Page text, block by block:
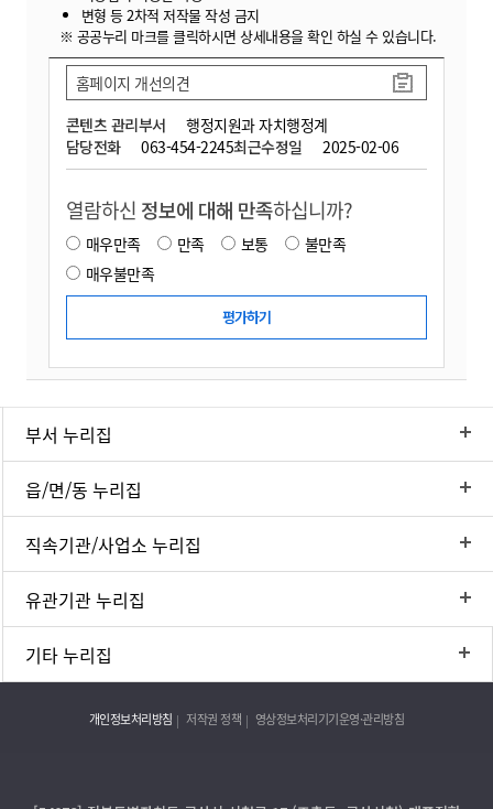
변형 등 2차적 저작물 작성 금지
※ 공공누리 마크를 클릭하시면 상세내용을 확인 하실 수 있습니다.
콘텐츠 관리부서
행정지원과 자치행정계
담당전화
063-454-2245최근수정일 2025-02-06
홈페이지 개선의견
열람하신 정보에 대해 만족하십니까?
매우만족 만족 보통
불만족
매우불만족
부서 누리집
읍/면/동 누리집
직속기관/사업소 누리집
유관기관 누리집
기타 누리집
개인정보처리방침 저작권 정책 영상정보처리기기운영·관리방침